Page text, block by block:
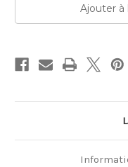
Ajouter à